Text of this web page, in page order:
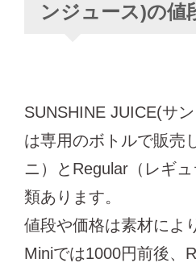
ンジュース)の値
SUNSHINE JUICE(サ
は専用のボトルで販売
ニ）とRegular（レギ
類あります。
値段や価格は素材によ
Miniでは1000円前後、